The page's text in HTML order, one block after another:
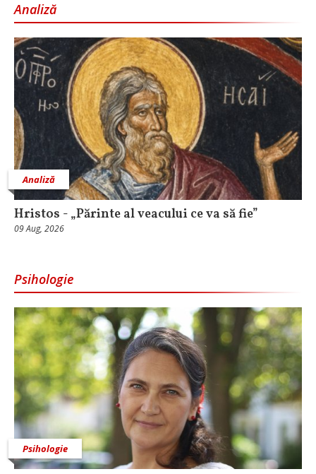
Analiză
Analiză
Hristos - „Părinte al veacului ce va să fie”
09 Aug, 2026
Psihologie
Psihologie